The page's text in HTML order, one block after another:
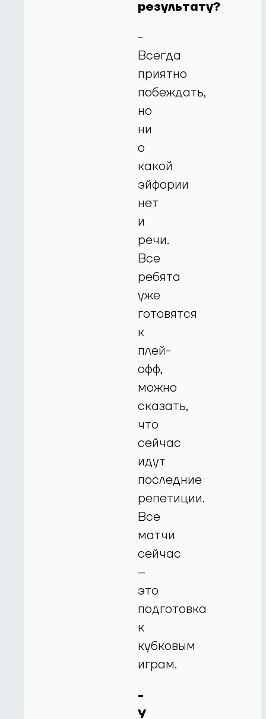
результату?
-
Всегда
приятно
побеждать,
но
ни
о
какой
эйфории
нет
и
речи.
Все
ребята
уже
готовятся
к
плей-
офф,
можно
сказать,
что
сейчас
идут
последние
репетиции.
Все
матчи
сейчас
–
это
подготовка
к
кубковым
играм.
-
У